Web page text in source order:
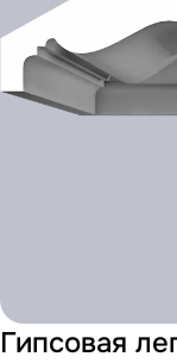
Гипсовая